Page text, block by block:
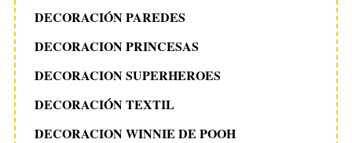
DECORACIÓN PAREDES
DECORACION PRINCESAS
DECORACION SUPERHEROES
DECORACIÓN TEXTIL
DECORACION WINNIE DE POOH